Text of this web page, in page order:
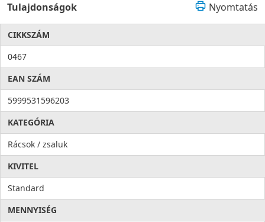
Tulajdonságok Nyomtatás
CIKKSZÁM
0467
EAN SZÁM
5999531596203
KATEGÓRIA
Rácsok / zsaluk
KIVITEL
Standard
MENNYISÉG